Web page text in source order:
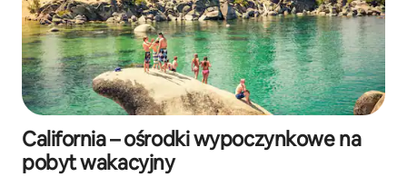
California – ośrodki wypoczynkowe na
pobyt wakacyjny